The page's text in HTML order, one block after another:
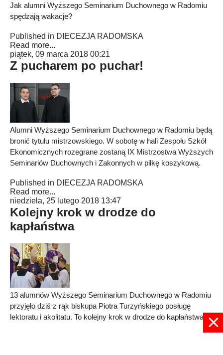
Jak alumni Wyższego Seminarium Duchownego w Radomiu
spędzają wakacje?
Published in DIECEZJA RADOMSKA
Read more...
piątek, 09 marca 2018 00:21
Z pucharem po puchar!
Alumni Wyższego Seminarium Duchownego w Radomiu będą
bronić tytułu mistrzowskiego. W sobotę w hali Zespołu Szkół
Ekonomicznych rozegrane zostaną IX Mistrzostwa Wyższych
Seminariów Duchownych i Zakonnych w piłkę koszykową.
Published in DIECEZJA RADOMSKA
Read more...
niedziela, 25 lutego 2018 13:47
Kolejny krok w drodze do
kapłaństwa
13 alumnów Wyższego Seminarium Duchownego w Radomiu
przyjęło dziś z rąk biskupa Piotra Turzyńskiego posługę
lektoratu i akolitatu. To kolejny krok w drodze do kapłaństwa.